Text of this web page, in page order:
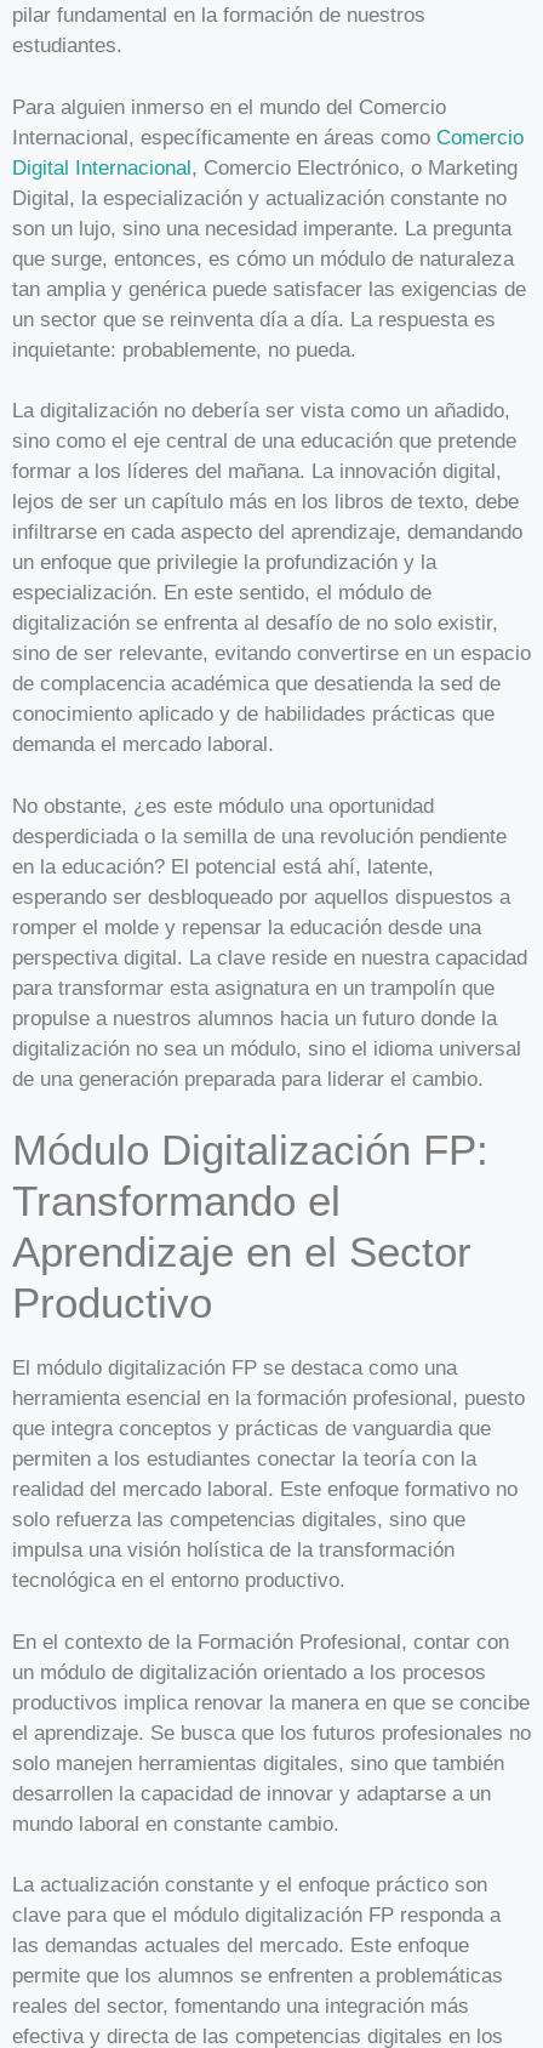
pilar fundamental en la formación de nuestros
estudiantes.
Para alguien inmerso en el mundo del Comercio
Internacional, específicamente en áreas como Comercio
Digital Internacional, Comercio Electrónico, o Marketing
Digital, la especialización y actualización constante no
son un lujo, sino una necesidad imperante. La pregunta
que surge, entonces, es cómo un módulo de naturaleza
tan amplia y genérica puede satisfacer las exigencias de
un sector que se reinventa día a día. La respuesta es
inquietante: probablemente, no pueda.
La digitalización no debería ser vista como un añadido,
sino como el eje central de una educación que pretende
formar a los líderes del mañana. La innovación digital,
lejos de ser un capítulo más en los libros de texto, debe
infiltrarse en cada aspecto del aprendizaje, demandando
un enfoque que privilegie la profundización y la
especialización. En este sentido, el módulo de
digitalización se enfrenta al desafío de no solo existir,
sino de ser relevante, evitando convertirse en un espacio
de complacencia académica que desatienda la sed de
conocimiento aplicado y de habilidades prácticas que
demanda el mercado laboral.
No obstante, ¿es este módulo una oportunidad
desperdiciada o la semilla de una revolución pendiente
en la educación? El potencial está ahí, latente,
esperando ser desbloqueado por aquellos dispuestos a
romper el molde y repensar la educación desde una
perspectiva digital. La clave reside en nuestra capacidad
para transformar esta asignatura en un trampolín que
propulse a nuestros alumnos hacia un futuro donde la
digitalización no sea un módulo, sino el idioma universal
de una generación preparada para liderar el cambio.
Módulo Digitalización FP:
Transformando el
Aprendizaje en el Sector
Productivo
El módulo digitalización FP se destaca como una
herramienta esencial en la formación profesional, puesto
que integra conceptos y prácticas de vanguardia que
permiten a los estudiantes conectar la teoría con la
realidad del mercado laboral. Este enfoque formativo no
solo refuerza las competencias digitales, sino que
impulsa una visión holística de la transformación
tecnológica en el entorno productivo.
En el contexto de la Formación Profesional, contar con
un módulo de digitalización orientado a los procesos
productivos implica renovar la manera en que se concibe
el aprendizaje. Se busca que los futuros profesionales no
solo manejen herramientas digitales, sino que también
desarrollen la capacidad de innovar y adaptarse a un
mundo laboral en constante cambio.
La actualización constante y el enfoque práctico son
clave para que el módulo digitalización FP responda a
las demandas actuales del mercado. Este enfoque
permite que los alumnos se enfrenten a problemáticas
reales del sector, fomentando una integración más
efectiva y directa de las competencias digitales en los